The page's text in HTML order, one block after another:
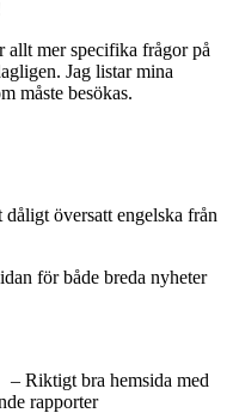
allt mer specifika frågor på
Jag listar mina
måste besökas.
översatt engelska från
för både breda nyheter
Riktigt bra hemsida med
rapporter